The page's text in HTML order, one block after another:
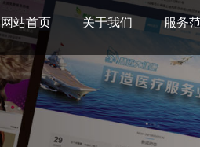
网站首页 关于我们 服务